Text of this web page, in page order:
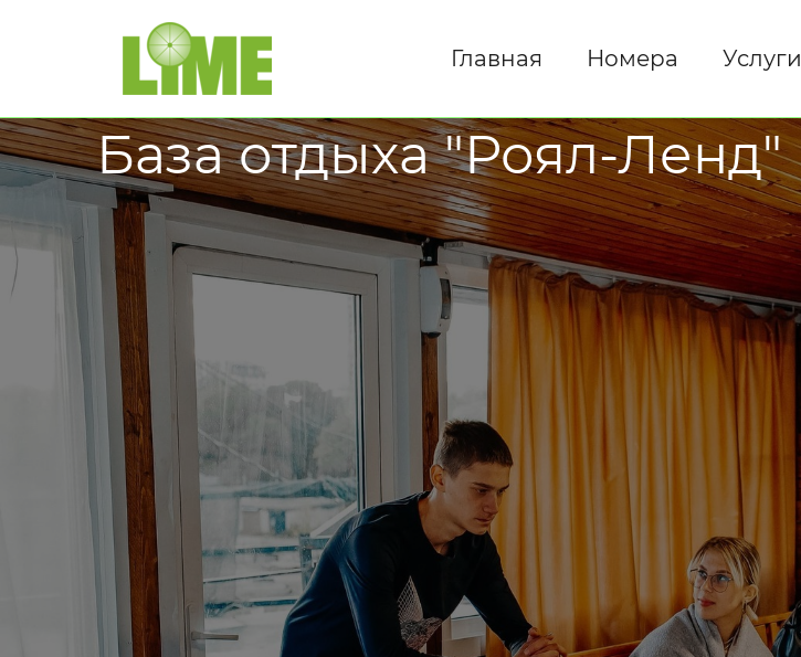
Главная Номера Услуги
База отдыха "Роял-Ленд"